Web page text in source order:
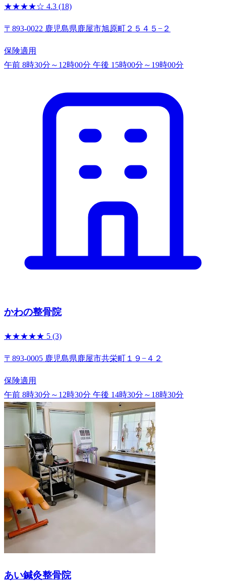
★★★★☆ 4.3 (18)
〒893-0022 鹿児島県鹿屋市旭原町２５４５−２
保険適用
午前 8時30分～12時00分 午後 15時00分～19時00分
かわの整骨院
★★★★★ 5 (3)
〒893-0005 鹿児島県鹿屋市共栄町１９−４２
保険適用
午前 8時30分～12時30分 午後 14時30分～18時30分
あい鍼灸整骨院